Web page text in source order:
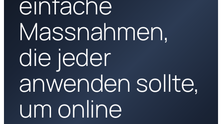
Massnahmen,
die jeder
anwenden sollte,
um online